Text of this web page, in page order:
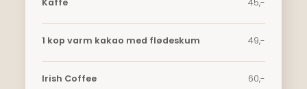
Kaffe​ ​45,-
1 kop varm kakao med flødeskum 49,-
Irish Coffee 60,-